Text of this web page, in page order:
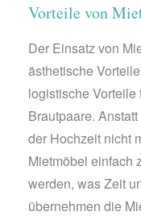
Vorteile von
Der Einsatz von
ästhetische
logistische
Brautpaare.
der Hochzeit nicht
Mietmöbel einfach
werden, was Zeit
übernehmen die